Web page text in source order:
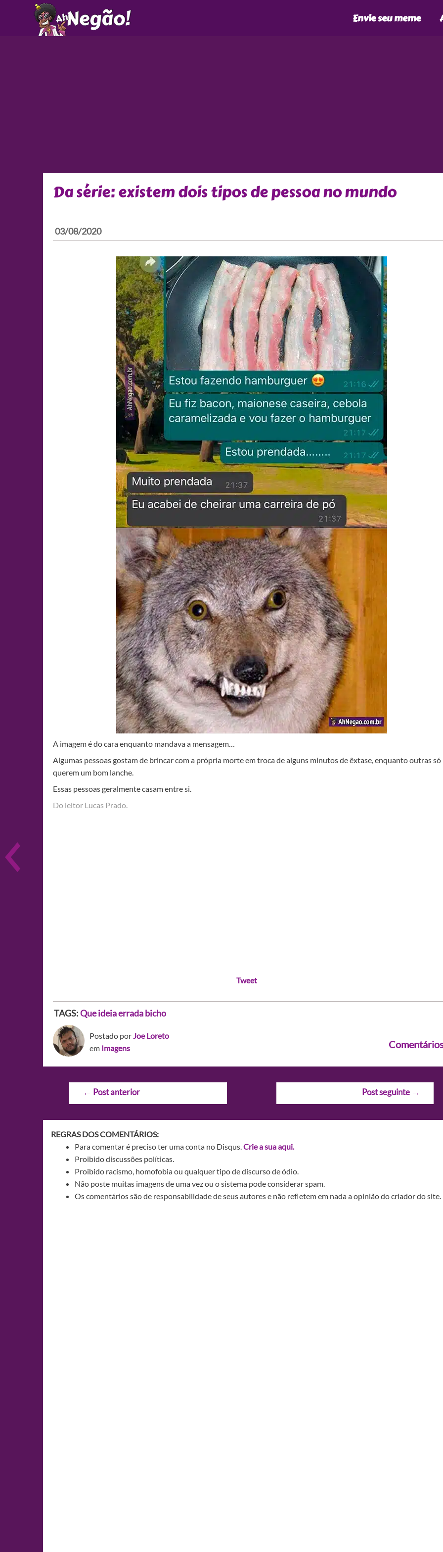
Envie seu meme
Da série: existem dois tipos de pessoa no mundo
03/08/2020
A imagem é do cara enquanto mandava a mensagem…
Algumas pessoas gostam de brincar com a própria morte em troca de alguns minutos de êxtase, enquanto outras só
querem um bom lanche.
Essas pessoas geralmente casam entre si.
Do leitor Lucas Prado.
Tweet
TAGS:Que ideia errada bicho
Postado porJoe Loreto
em Imagens
Navegação
← Post anterior Post seguinte →
REGRAS DOS COMENTÁRIOS:
Para comentar é preciso ter uma conta no Disqus.Crie a sua aqui.
Proibido discussões políticas.
Proibido racismo, homofobia ou qualquer tipo de discurso de ódio.
Não poste muitas imagens de uma vez ou o sistema pode considerar spam.
Os comentários são de responsabilidade de seus autores e não refletem em nada a opinião do criador do site.